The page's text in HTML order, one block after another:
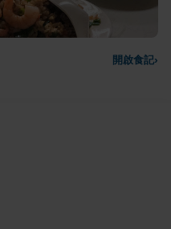
開啟食記›